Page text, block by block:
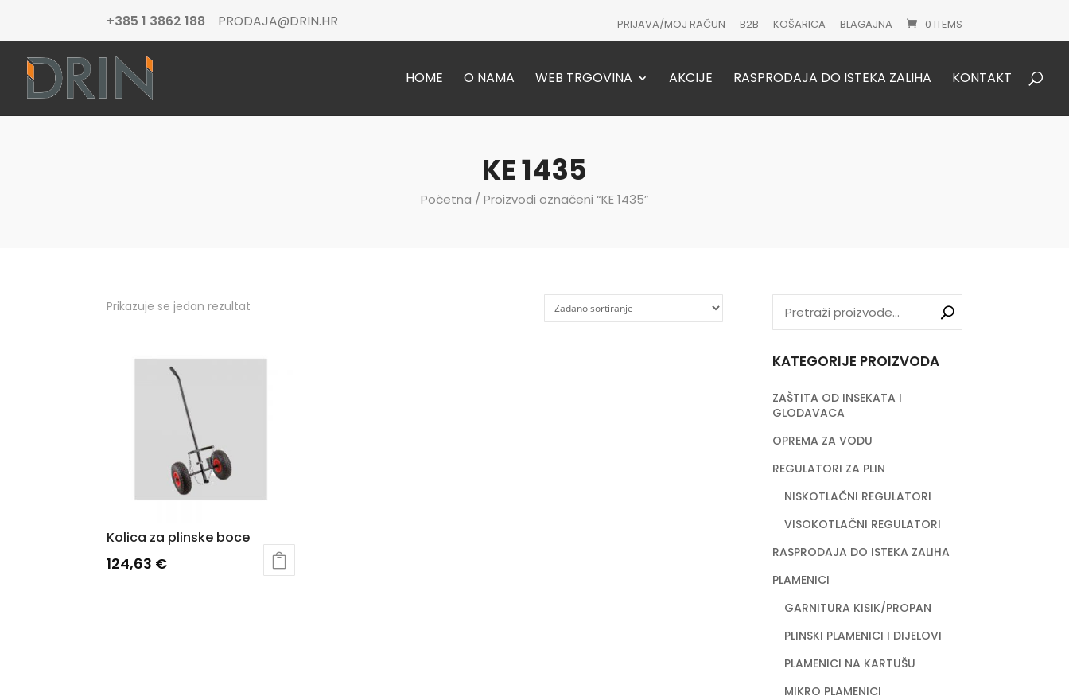
+385 1 3862 188 PRODAJA@DRIN.HR PRIJAVA/MOJ RAČUN B2B KOŠARICA BLAGAJNA 0 ITEMS
HOME O NAMA WEB TRGOVINA AKCIJE RASPRODAJA DO ISTEKA ZALIHA KONTAKT
Products
KE 1435
Početna / Proizvodi označeni “KE 1435”
Prikazuje se jedan rezultat
Kolica za plinske boce
124,63 €
KATEGORIJE PROIZVODA
ZAŠTITA OD INSEKATA I
GLODAVACA
OPREMA ZA VODU
REGULATORI ZA PLIN
NISKOTLAČNI REGULATORI
VISOKOTLAČNI REGULATORI
RASPRODAJA DO ISTEKA ZALIHA
PLAMENICI
GARNITURA KISIK/PROPAN
PLINSKI PLAMENICI I DIJELOVI
PLAMENICI NA KARTUŠU
MIKRO PLAMENICI